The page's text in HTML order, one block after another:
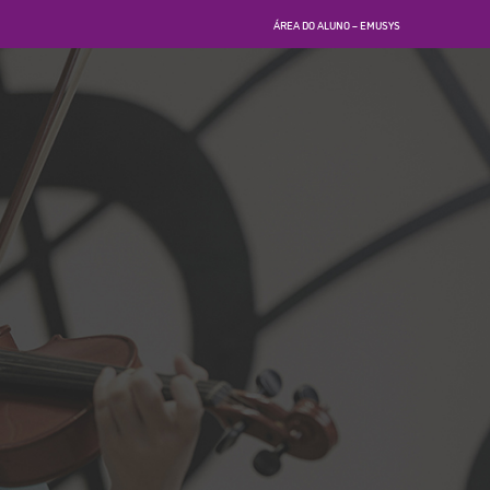
ÁREA DO ALUNO – EMUSYS